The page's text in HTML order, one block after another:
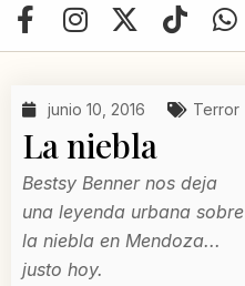
F
a
e
b
o
o
k
-
f
I
n
t
g
r
a
m
X
-
w
t
t
e
r
T
i
t
o
W
h
t
p
junio 10, 2016 Terror
La niebla
Bestsy Benner nos deja
una leyenda urbana sobre
la niebla en Mendoza...
justo hoy.